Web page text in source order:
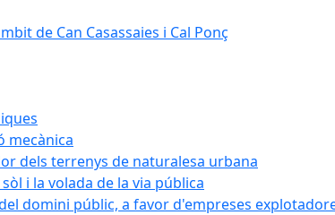
de Can Casassaies i Cal Ponç
mecànica
dels terrenys de naturalesa urbana
i la volada de la via pública
domini públic, a favor d'empreses